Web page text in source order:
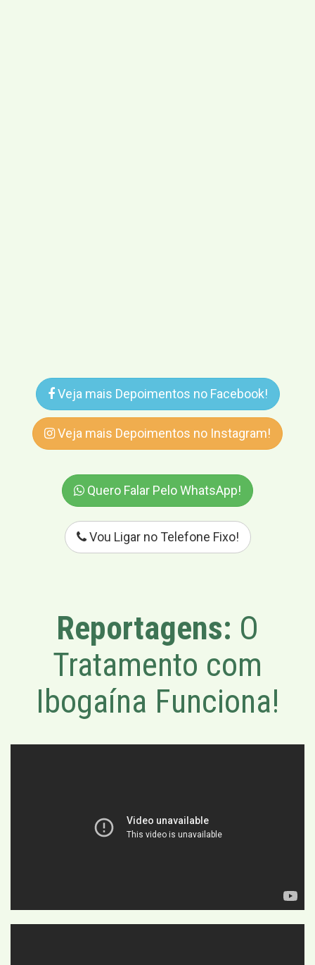
Veja mais Depoimentos no Facebook!
Veja mais Depoimentos no Instagram!
Quero Falar Pelo WhatsApp!
Vou Ligar no Telefone Fixo!
Reportagens: O
Tratamento com
Ibogaína Funciona!